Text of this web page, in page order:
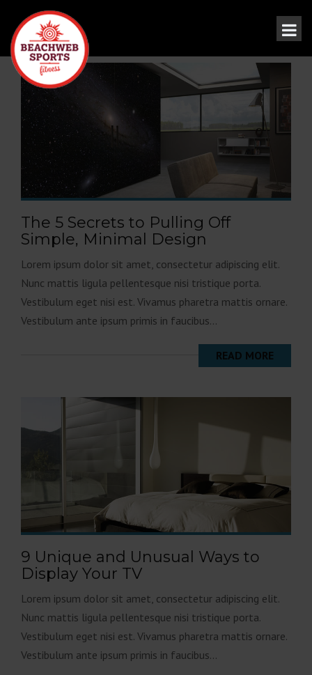
The 5 Secrets to Pulling Off
Simple, Minimal Design
Lorem ipsum dolor sit amet, consectetur adipiscing elit.
Nunc mattis ligula pellentesque nisi tristique porta.
Vestibulum eget nisi est. Vivamus pharetra mattis ornare.
Vestibulum ante ipsum primis in faucibus...
READ MORE
9 Unique and Unusual Ways to
Display Your TV
Lorem ipsum dolor sit amet, consectetur adipiscing elit.
Nunc mattis ligula pellentesque nisi tristique porta.
Vestibulum eget nisi est. Vivamus pharetra mattis ornare.
Vestibulum ante ipsum primis in faucibus...